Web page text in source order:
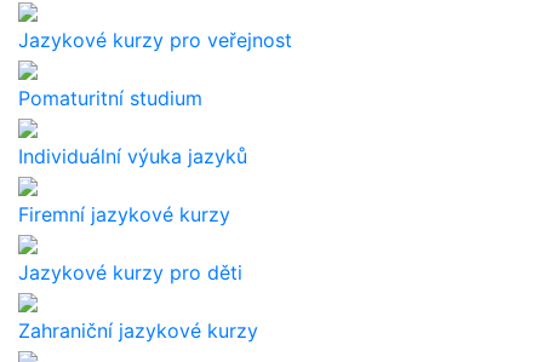
Jazykové kurzy pro veřejnost
Pomaturitní studium
Individuální výuka jazyků
Firemní jazykové kurzy
Jazykové kurzy pro děti
Zahraniční jazykové kurzy